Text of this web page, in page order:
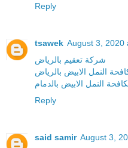
Reply
tsawek August 3, 2020
شركة تعقيم بالرياض
النمل الابيض بالرياض
النمل الابيض بالدمام
Reply
said samir August 3,